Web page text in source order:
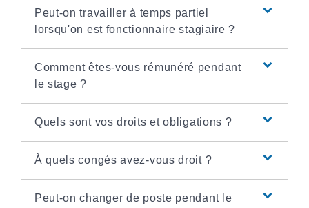
Peut-on travailler à temps partiel
lorsqu'on est fonctionnaire stagiaire ?
Comment êtes-vous rémunéré pendant
le stage ?
Quels sont vos droits et obligations ?
À quels congés avez-vous droit ?
Peut-on changer de poste pendant le